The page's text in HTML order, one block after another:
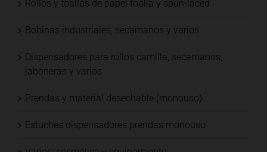
Rollos y toallas de papel toalla y spun-laced
Bobinas industriales, secamanos y varios
Dispensadores para rollos camilla, secamanos,
jaboneras y varios
Prendas y material desechable (monouso)
Estuches dispensadores prendas monouso